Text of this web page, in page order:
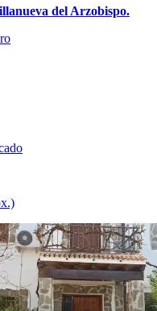
del Arzobispo.